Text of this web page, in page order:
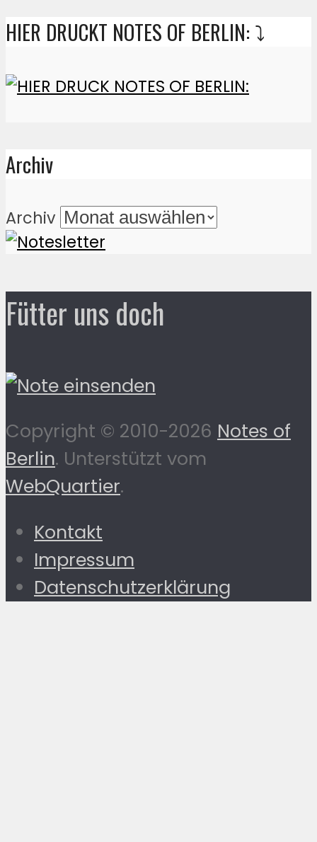
HIER DRUCKT NOTES OF BERLIN: ⤵️
Archiv
Archiv
Fütter uns doch
Copyright © 2010-2026 Notes of
Berlin. Unterstützt vom
WebQuartier.
Kontakt
Impressum
Datenschutzerklärung